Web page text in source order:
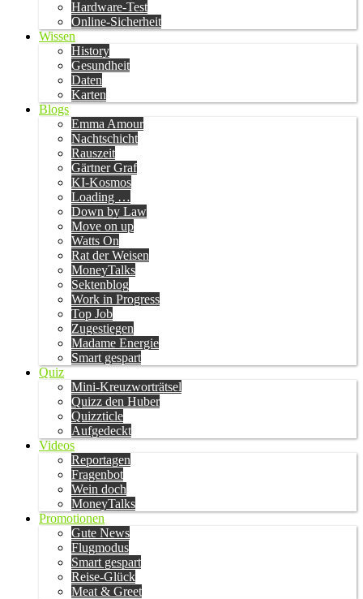
Hardware-Test
Online-Sicherheit
Wissen
History
Gesundheit
Daten
Karten
Blogs
Emma Amour
Nachtschicht
Rauszeit
Gärtner Graf
KI-Kosmos
Loading …
Down by Law
Move on up
Watts On
Rat der Weisen
MoneyTalks
Sektenblog
Work in Progress
Top Job
Zugestiegen
Madame Energie
Smart gespart
Quiz
Mini-Kreuzworträtsel
Quizz den Huber
Quizzticle
Aufgedeckt
Videos
Reportagen
Fragenbot
Wein doch
MoneyTalks
Promotionen
Gute News
Flugmodus
Smart gespart
Reise-Glück
Meat & Greet